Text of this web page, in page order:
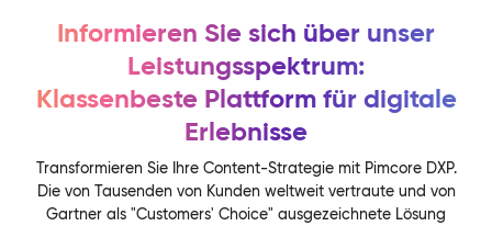
Informieren Sie sich über unser
Leistungsspektrum:
Klassenbeste Plattform für digitale
Erlebnisse
Transformieren Sie Ihre Content-Strategie mit Pimcore DXP.
Die von Tausenden von Kunden weltweit vertraute und von
Gartner als "Customers' Choice" ausgezeichnete Lösung